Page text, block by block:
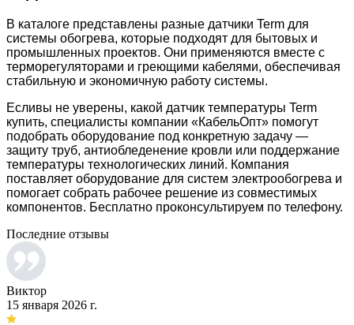
В каталоге представлены разные датчики Term для
системы обогрева, которые подходят для бытовых и
промышленных проектов. Они применяются вместе с
терморегуляторами и греющими кабелями, обеспечивая
стабильную и экономичную работу системы.
Есливы не уверены, какой датчик температуры Term
купить, специалисты компании «КабельОпт» помогут
подобрать оборудование под конкретную задачу —
защиту труб, антиобледенение кровли или поддержание
температуры технологических линий. Компания
поставляет оборудование для систем электрообогрева и
помогает собрать рабочее решение из совместимых
компонентов. Бесплатно проконсультируем по телефону.
Последние отзывы
Виктор
15 января 2026 г.